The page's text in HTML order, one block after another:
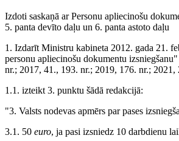
Izdoti saskaņā ar Personu apliecinošu
5. panta devīto daļu un 6. panta astoto daļu
1. Izdarīt Ministru kabineta 2012. gada 21.
personu apliecinošu dokumentu
nr.; 2017, 41., 193. nr.; 2019, 176. nr.;
1.1. izteikt 3. punktu šādā redakcijā:
"3. Valsts nodevas apmērs par pases
3.1. 50 euro, ja pasi izsniedz 10 darbdienu